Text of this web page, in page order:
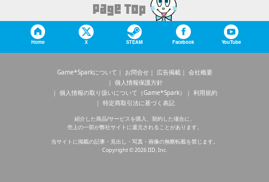
Home X STEAM Facebook YouTube
Game*Sparkについて お問合せ 広告掲載
会社概要
個人情報保護方針
個人情報の取り扱いについて（Game*Spark）
利用規約
特定商取引法に基づく表記
紹介した商品/サービスを購入、契約した場合に、
売上の一部が弊社サイトに還元されることがあります。
当サイトに掲載の記事・見出し・写真・画像の無断転載を禁じます。
Copyright © 2026 IID, Inc.